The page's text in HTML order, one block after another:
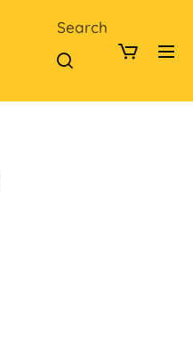
Search